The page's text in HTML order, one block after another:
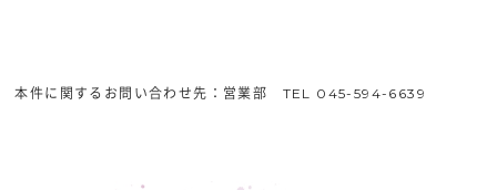
本件に関するお問い合わせ先：営業部 TEL 045-594-6639